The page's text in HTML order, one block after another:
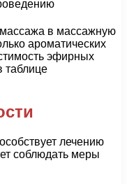
в массажную
ароматических
эфирных
таблице
лечению
соблюдать меры